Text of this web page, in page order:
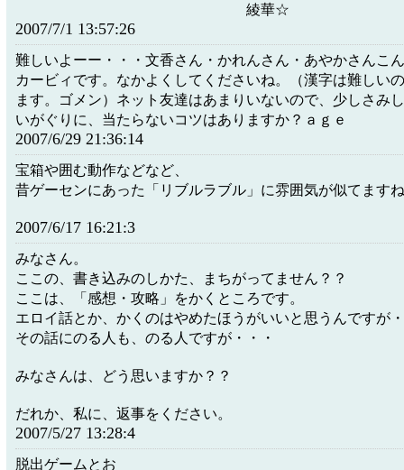
綾華☆
2007/7/1 13:57:26
難しいよーー・・・文香さん・かれんさん・あやかさんこ
カービィです。なかよくしてくださいね。（漢字は難しい
ます。ゴメン）ネット友達はあまりいないので、少しさみ
いがぐりに、当たらないコツはありますか？ａｇｅ
2007/6/29 21:36:14
宝箱や囲む動作などなど、
昔ゲーセンにあった「リブルラブル」に雰囲気が似てます
2007/6/17 16:21:3
みなさん。
ここの、書き込みのしかた、まちがってません？？
ここは、「感想・攻略」をかくところです。
エロイ話とか、かくのはやめたほうがいいと思うんですが
その話にのる人も、のる人ですが・・・
みなさんは、どう思いますか？？
だれか、私に、返事をください。
2007/5/27 13:28:4
脱出ゲームとお